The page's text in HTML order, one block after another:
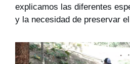
explicamos las diferentes
y la necesidad de preservar